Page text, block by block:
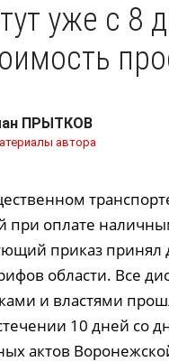
уже с 8
ПРЫТКОВ
автора
при оплате
приказ принял
области. Все
и властями
10 дней со
актов